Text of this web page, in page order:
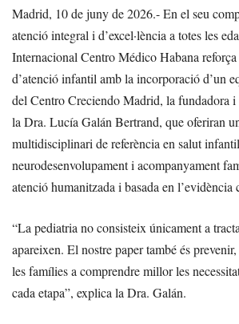
Madrid, 10 de juny de 2026.- En el seu
atenció integral i d’excel·lència a totes les
Internacional Centro Médico Habana
d’atenció infantil amb la incorporació d’un
del Centro Creciendo Madrid, la fundadora i
la Dra. Lucía Galán Bertrand, que oferiran
multidisciplinari de referència en salut
neurodesenvolupament i acompanyament
atenció humanitzada i basada en l’evidència
“La pediatria no consisteix únicament a
apareixen. El nostre paper també és
les famílies a comprendre millor les
cada etapa”, explica la Dra. Galán.